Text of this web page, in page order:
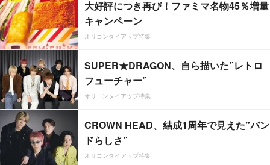
大好評につき再び！ファミマ名物45％増量
キャンペーン
オリコンタイアップ特集
SUPER★DRAGON、自ら描いた”レトロ
フューチャー”
オリコンタイアップ特集
CROWN HEAD、結成1周年で見えた”バン
ドらしさ”
オリコンタイアップ特集